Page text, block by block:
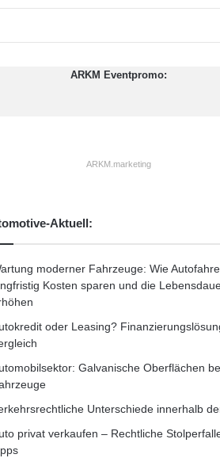
ARKM Eventpromo:
ARKM.marketing
Aktuell:
moderner Fahrzeuge: Wie
Kosten sparen und die
oder Leasing?
Galvanische Oberflächen
Unterschiede innerhalb
privat verkaufen – Rechtliche